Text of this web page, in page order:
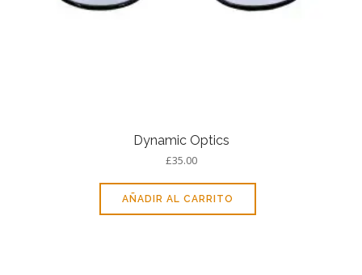
Dynamic Optics
£35.00
AÑADIR AL CARRITO